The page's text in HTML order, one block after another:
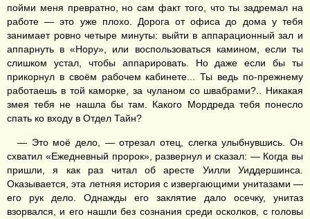
пойми меня превратно, но сам факт того, что ты задремал на
работе — это уже плохо. Дорога от офиса до дома у тебя
занимает ровно четыре минуты: выйти в аппарационный зал и
аппарнуть в «Нору», или воспользоваться камином, если ты
слишком устал, чтобы аппарировать. Но даже если бы ты
прикорнул в своём рабочем кабинете... Ты ведь по-прежнему
работаешь в той каморке, за чуланом со швабрами?.. Никакая
змея тебя не нашла бы там. Какого Мордреда тебя понесло
спать ко входу в Отдел Тайн?
— Это моё дело, — отрезал отец, слегка улыбнувшись. Он
схватил «Ежедневный пророк», развернул и сказал: — Когда вы
пришли, я как раз читал об аресте Уилли Уиддершинса.
Оказывается, эта летняя история с извергающими унитазами —
его рук дело. Однажды его заклятие дало осечку, унитаз
взорвался, и его нашли без сознания среди осколков, с головы